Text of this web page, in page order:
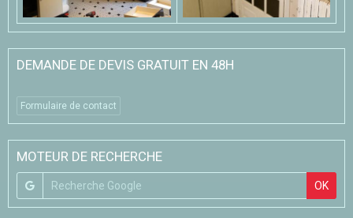
DEMANDE DE DEVIS GRATUIT EN 48H
Formulaire de contact
MOTEUR DE RECHERCHE
OK